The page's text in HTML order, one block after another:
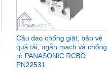
Cầu dao chống giật, bảo vệ
quá tải, ngắn mạch và chống
rò PANASONIC RCBO
PN22531